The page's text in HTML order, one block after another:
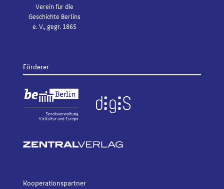
Verein für die
Geschichte Berlins
e. V., gegr. 1865
Förderer
Kooperationspartner